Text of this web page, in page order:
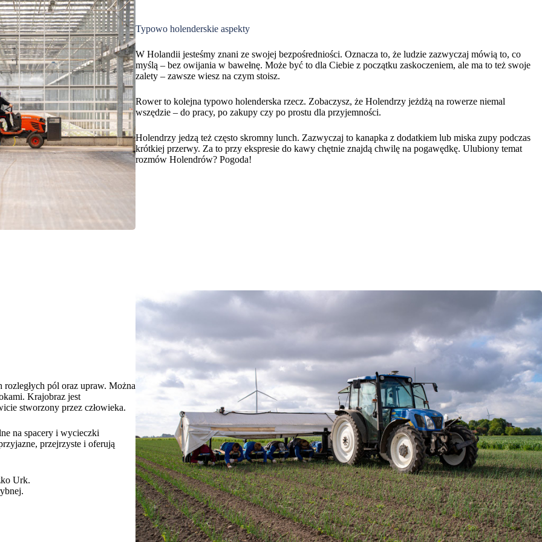
Typowo holenderskie aspekty
W Holandii jesteśmy znani ze swojej bezpośredniości. Oznacza to, że ludzie zazwyczaj mówią to, co
myślą – bez owijania w bawełnę. Może być to dla Ciebie z początku zaskoczeniem, ale ma to też swoje
zalety – zawsze wiesz na czym stoisz.
Rower to kolejna typowo holenderska rzecz. Zobaczysz, że Holendrzy jeżdżą na rowerze niemal
wszędzie – do pracy, po zakupy czy po prostu dla przyjemności.
Holendrzy jedzą też często skromny lunch. Zazwyczaj to kanapka z dodatkiem lub miska zupy podczas
krótkiej przerwy. Za to przy ekspresie do kawy chętnie znajdą chwilę na pogawędkę. Ulubiony temat
rozmów Holendrów? Pogoda!
pól oraz upraw. Można
Krajobraz jest
stworzony przez człowieka.
na spacery i wycieczki
przejrzyste i oferują
Urk.